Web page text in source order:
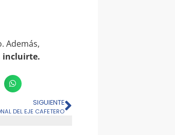
Además,
incluirte.
SIGUIENTE
DEL EJE CAFETERO